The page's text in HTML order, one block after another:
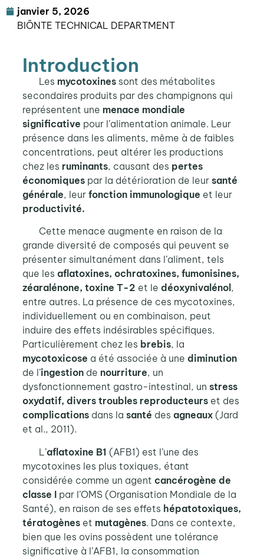
janvier 5, 2026
BIŌNTE TECHNICAL DEPARTMENT
Introduction
Les mycotoxinessont des métabolites
secondaires produits par des champignons qui
représentent une menace mondiale
significative pour l’alimentation animale. Leur
présence dans les aliments, même à de faibles
concentrations, peut altérer les productions
chez les ruminants, causant des pertes
économiquespar la détérioration de leur santé
générale, leur fonction immunologique et leur
productivité.
Cette menace augmente en raison de la
grande diversité de composés qui peuvent se
présenter simultanément dans l’aliment, tels
que les aflatoxines, ochratoxines, fumonisines,
zéaralénone, toxine T-2 et le déoxynivalénol ,
entre autres. La présence de ces mycotoxines,
individuellement ou en combinaison, peut
induire des effets indésirables spécifiques.
Particulièrement chez les brebis, la
mycotoxicose a été associée à une diminution
de l’ingestionde nourriture, un
dysfonctionnement gastro-intestinal, un stress
oxydatif, divers troubles reproducteurset des
complicationsdans la santé des agneaux(Jard
et al., 2011).
L’aflatoxine B1 (AFB1) est l’une des
mycotoxines les plus toxiques, étant
considérée comme un agent cancérogène de
classe Ipar l’OMS (Organisation Mondiale de la
Santé), en raison de ses effets hépatotoxiques,
tératogèneset mutagènes. Dans ce contexte,
bien que les ovins possèdent une tolérance
significative à l’AFB1, la consommation